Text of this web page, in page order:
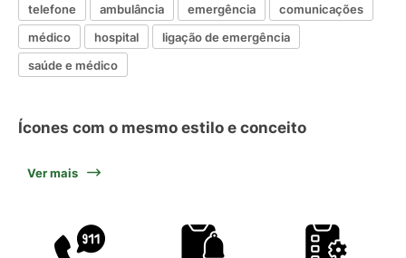
telefone ambulância emergência
comunicações
médico
hospital
ligação de emergência
saúde e médico
Ícones com o mesmo estilo e conceito
Ver mais